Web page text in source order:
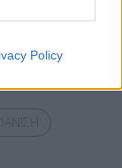
Policy
Bluesky